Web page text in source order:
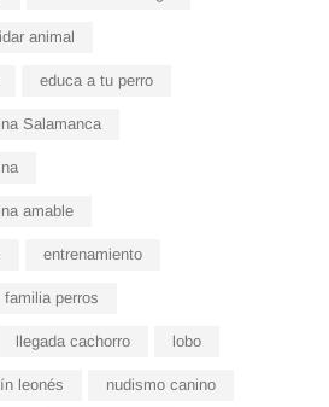
animal
educa a tu perro
Salamanca
amable
entrenamiento
familia perros
llegada cachorro lobo
leonés nudismo canino